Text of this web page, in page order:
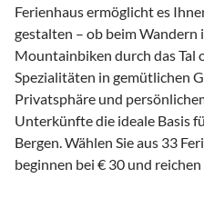
Ferienhaus ermöglicht es
gestalten – ob beim
Mountainbiken durch das Tal
Spezialitäten in gemütlichen
Privatsphäre und
Unterkünfte die ideale Basis
Bergen. Wählen Sie aus 33
beginnen bei € 30 und